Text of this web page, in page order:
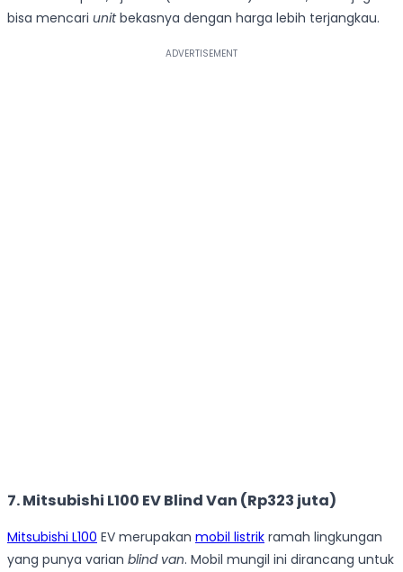
bisa mencari unitbekasnya dengan harga lebih terjangkau.
7. Mitsubishi L100 EV Blind Van (Rp323 juta)
Mitsubishi L100 EV merupakan mobil listrik ramah lingkungan
yang punya varian blind van. Mobil mungil ini dirancang untuk